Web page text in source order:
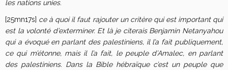
les nations unies.
[25mn17s] ce à quoi il faut rajouter un critère qui est important qui
est la volonté d’exterminer. Et là je citerais Benjamin Netanyahou
qui a évoqué en parlant des palestiniens, il l’a fait publiquement,
ce qui m’étonne, mais il l’a fait, le peuple d’Amalec, en parlant
des palestiniens. Dans la Bible hébraïque c’est un peuple que